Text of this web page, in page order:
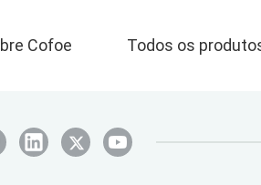
Cofoe Todos os